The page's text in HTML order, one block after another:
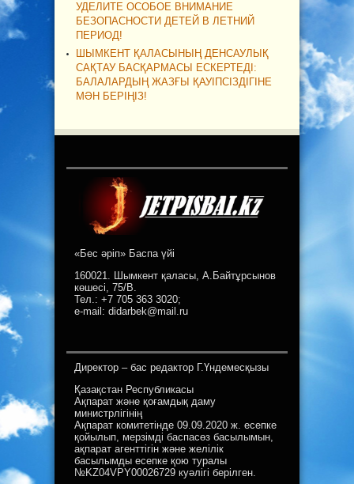
УДЕЛИТЕ ОСОБОЕ ВНИМАНИЕ
БЕЗОПАСНОСТИ ДЕТЕЙ В ЛЕТНИЙ
ПЕРИОД!
ШЫМКЕНТ ҚАЛАСЫНЫҢ ДЕНСАУЛЫҚ
САҚТАУ БАСҚАРМАСЫ ЕСКЕРТЕДІ:
БАЛАЛАРДЫҢ ЖАЗҒЫ ҚАУІПСІЗДІГІНЕ
МӘН БЕРІҢІЗ!
«Бес әріп» Баспа үйі
160021. Шымкент қаласы, А.Байтұрсынов
көшесі, 75/В.
Тел.: +7 705 363 3020;
e-mail: didarbek@mail.ru
Директор – бас редактор Г.Үндемесқызы
Қазақстан Республикасы
Ақпарат және қоғамдық даму
министрлігінің
Ақпарат комитетінде 09.09.2020 ж. есепке
қойылып, мерзімді баспасөз басылымын,
ақпарат агенттігін және желілік
басылымды есепке қою туралы
№KZ04VPY00026729 куәлігі берілген.